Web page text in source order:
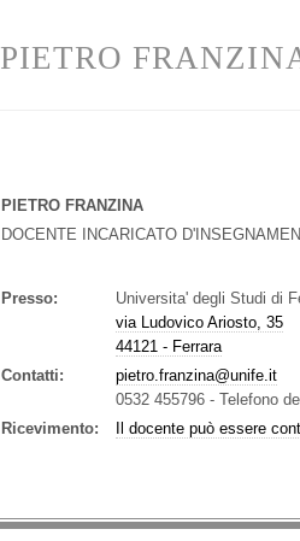
PIETRO
PIETRO FRANZINA
DOCENTE INCARICATO
Presso:
Universita' degli Studi di
via Ludovico Ariosto, 35
44121 - Ferrara
Contatti:
pietro.franzina@unife.it
0532 455796- Telefono
Ricevimento:
Il docente può essere